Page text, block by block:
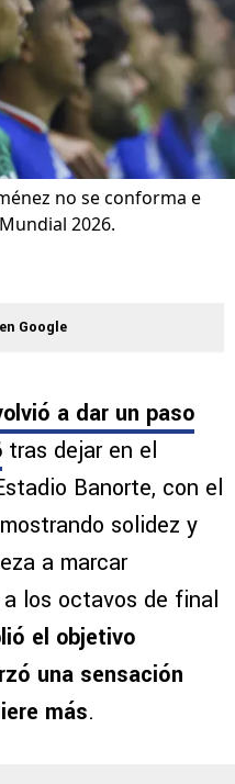
no se conforma e
2026.
Google
a dar un paso
tras dejar en el
Banorte, con el
solidez y
a marcar
los octavos de final
el objetivo
una sensación
más.